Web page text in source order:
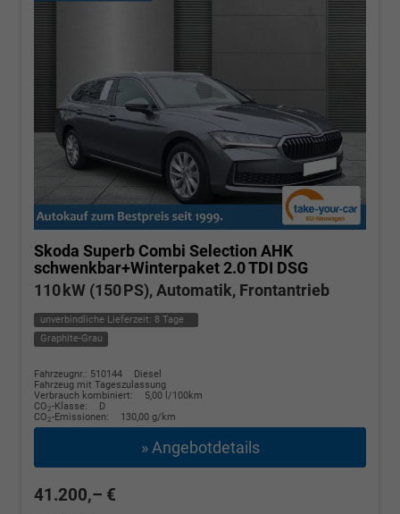
Skoda Superb Combi Selection AHK
schwenkbar+Winterpaket 2.0 TDI DSG
110 kW (150 PS), Automatik, Frontantrieb
unverbindliche Lieferzeit: 8 Tage
Graphite-Grau
Fahrzeugnr.: 510144
Diesel
Fahrzeug mit Tageszulassung
Verbrauch kombiniert:
5,00 l/100km
CO2-Klasse:
D
CO2-Emissionen: 130,00 g/km
» Angebotdetails
41.200,– €